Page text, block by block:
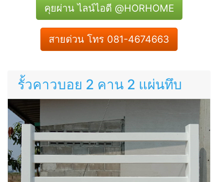
คุยผ่าน ไลน์ไอดี @HORHOME
สายด่วน โทร 081-4674663
รั้วคาวบอย 2 คาน 2 แผ่นทึบ